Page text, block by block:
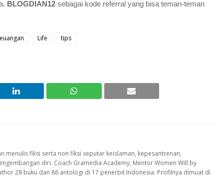
BLOGDIAN12 sebagai kode referral yang bisa teman-teman
Life tips
menulis fiksi serta non fiksi seputar keislaman, kepesantrenan,
diri. Coach Gramedia Academy, Mentor Women Will by
28 buku dan 86 antologi di 17 penerbit Indonesia. Profilnya dimuat di